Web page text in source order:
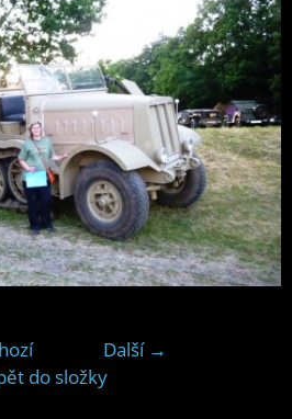
Další →
do složky